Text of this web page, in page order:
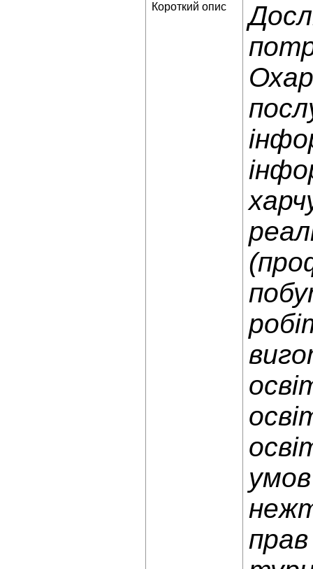
Короткий опис